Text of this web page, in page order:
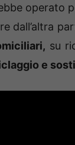
operato
su
e